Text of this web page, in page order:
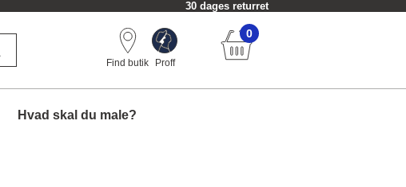
30 dages returret
Find butik Proff
0
Hvad skal du male?